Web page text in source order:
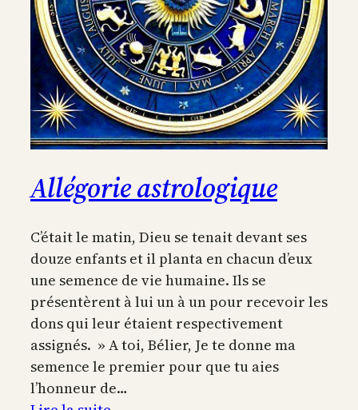
Allégorie astrologique
C’était le matin, Dieu se tenait devant ses
douze enfants et il planta en chacun d’eux
une semence de vie humaine. Ils se
présentèrent à lui un à un pour recevoir les
dons qui leur étaient respectivement
assignés. » A toi, Bélier, Je te donne ma
semence le premier pour que tu aies
l’honneur de…